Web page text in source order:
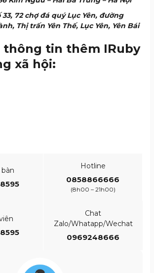
33, 72 chợ đá quý Lục Yên, đường
Thị trấn Yên Thế, Lục Yên, Yên Bái
thông tin thêm IRuby
xã hội:
Hotline
0858866666
(8h00 – 21h00)
Chat
Zalo/Whatapp/Wechat
0969248666